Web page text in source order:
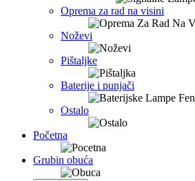
Oprema za rad na visini
Noževi
Pištaljke
Baterije i punjači
Ostalo
Početna
Grubin obuća